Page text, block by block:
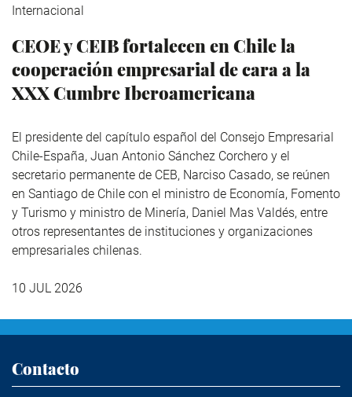
Internacional
CEOE y CEIB fortalecen en Chile la
cooperación empresarial de cara a la
XXX Cumbre Iberoamericana
El presidente del capítulo español del Consejo Empresarial
Chile-España, Juan Antonio Sánchez Corchero y el
secretario permanente de CEB, Narciso Casado, se reúnen
en Santiago de Chile con el ministro de Economía, Fomento
y Turismo y ministro de Minería, Daniel Mas Valdés, entre
otros representantes de instituciones y organizaciones
empresariales chilenas.
10 JUL 2026
Contacto